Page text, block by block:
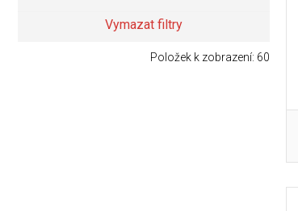
Vymazat filtry
Položek k zobrazení: 60